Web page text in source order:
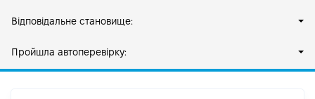
Відповідальне становище:
Пройшла автоперевірку: